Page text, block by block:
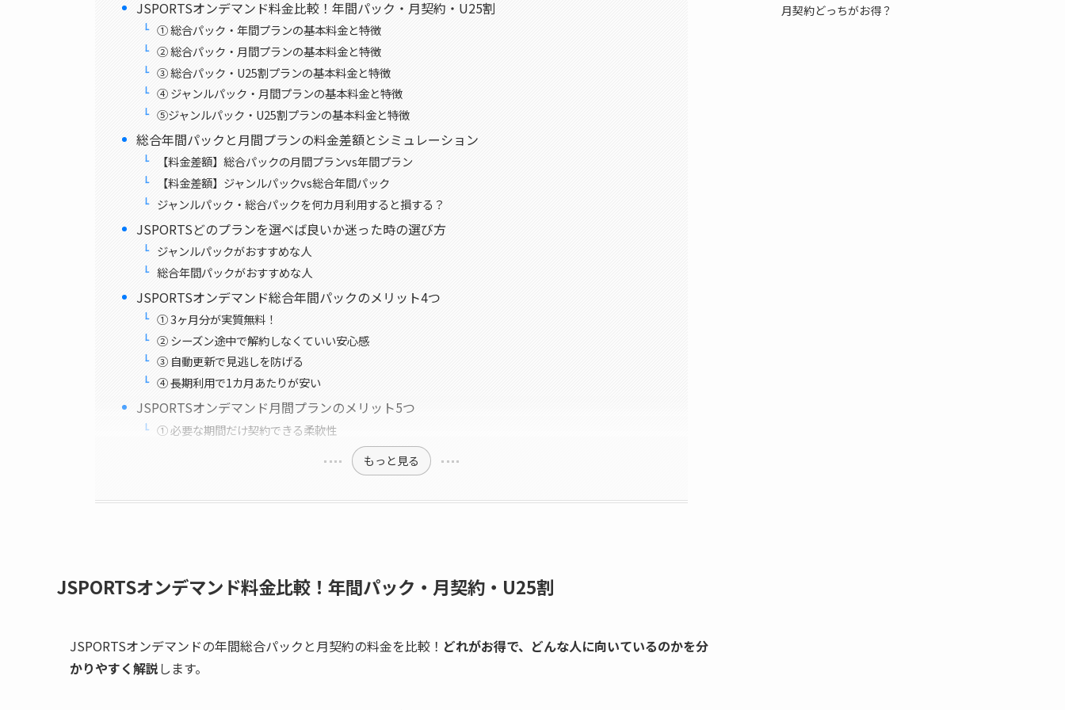
JSPORTSオンデマンド料金比較！年間パック・月契約・U25割
① 総合パック・年間プランの基本料金と特徴
② 総合パック・月間プランの基本料金と特徴
③ 総合パック・U25割プランの基本料金と特徴
④ ジャンルパック・月間プランの基本料金と特徴
⑤ジャンルパック・U25割プランの基本料金と特徴
総合年間パックと月間プランの料金差額とシミュレーション
【料金差額】総合パックの月間プランvs年間プラン
【料金差額】ジャンルパックvs総合年間パック
ジャンルパック・総合パックを何カ月利用すると損する？
JSPORTSどのプランを選べば良いか迷った時の選び方
ジャンルパックがおすすめな人
総合年間パックがおすすめな人
JSPORTSオンデマンド総合年間パックのメリット4つ
① 3ヶ月分が実質無料！
② シーズン途中で解約しなくていい安心感
③ 自動更新で見逃しを防げる
④ 長期利用で1カ月あたりが安い
JSPORTSオンデマンド月間プランのメリット5つ
① 必要な期間だけ契約できる柔軟性
もっと見る
JSPORTSオンデマンド料金比較！年間パック・月契約・U25割
JSPORTSオンデマンドの年間総合パックと月契約の料金を比較！ どれがお得で、どんな人に向いているのかを分
かりやすく解説します。
月契約どっちがお得？